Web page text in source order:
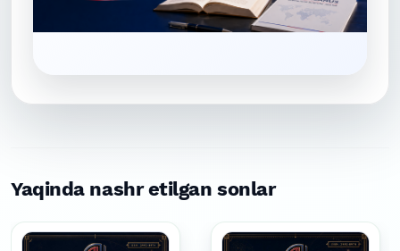
Yaqinda nashr etilgan sonlar